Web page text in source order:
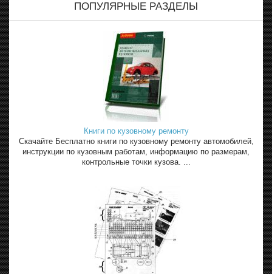
ПОПУЛЯРНЫЕ РАЗДЕЛЫ
Книги по кузовному ремонту
Скачайте Бесплатно книги по кузовному ремонту автомобилей,
инструкции по кузовным работам, информацию по размерам,
контрольные точки кузова. ...